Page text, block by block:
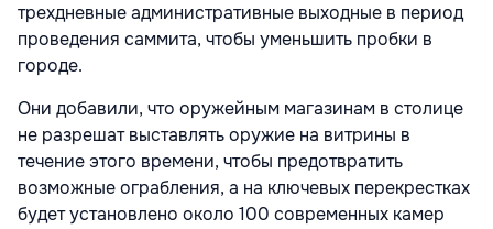
трехдневные административные выходные в период
проведения саммита, чтобы уменьшить пробки в
городе.
Они добавили, что оружейным магазинам в столице
не разрешат выставлять оружие на витрины в
течение этого времени, чтобы предотвратить
возможные ограбления, а на ключевых перекрестках
будет установлено около 100 современных камер